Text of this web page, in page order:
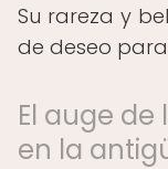
Su rareza y
de deseo
El auge
en la